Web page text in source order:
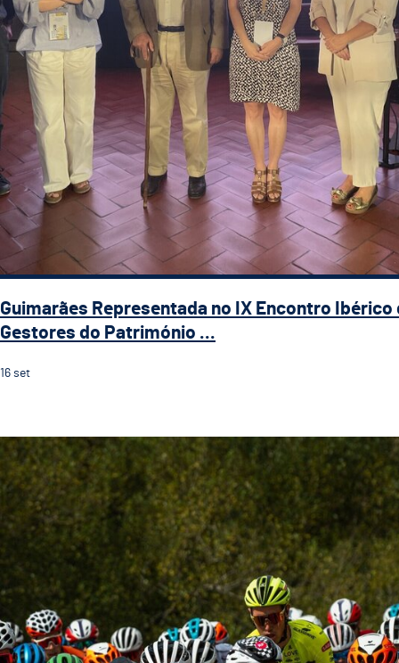
Guimarães Representada no IX Encontro Ibérico
Gestores do Património ...
16 set
Guimarães recebe a 5.ª etapa do 33.º Grande